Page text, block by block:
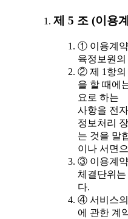
제 5 조 (이용
① 이용계약
육정보원
② 제 1항의
을 할 때에
요로 하는
사항을 전
정보처리
는 것을 말
이나 서면
③ 이용계약
체결단위
다.
④ 서비스의
에 관한 계